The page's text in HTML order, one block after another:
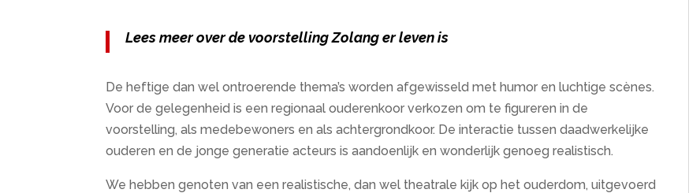
Lees meer over de voorstelling Zolang er leven is
De heftige dan wel ontroerende thema’s worden afgewisseld met humor en luchtige scènes.
Voor de gelegenheid is een regionaal ouderenkoor verkozen om te figureren in de
voorstelling, als medebewoners en als achtergrondkoor. De interactie tussen daadwerkelijke
ouderen en de jonge generatie acteurs is aandoenlijk en wonderlijk genoeg realistisch.
We hebben genoten van een realistische, dan wel theatrale kijk op het ouderdom, uitgevoerd